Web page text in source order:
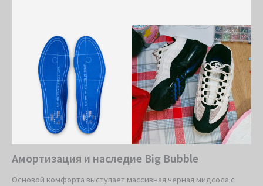
Амортизация и наследие Big Bubble
Основой комфорта выступает массивная черная мидсола с